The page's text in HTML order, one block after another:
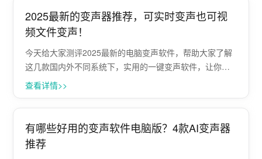
2025最新的变声器推荐，可实时变声也可视
频文件变声！
今天给大家测评2025最新的电脑变声软件，帮助大家了解
这几款国内外不同系统下，实用的一键变声软件，让你随
时随地都能轻松实现声音的变换。 Windows电脑变声：
术的Windo···
查看详情>>
有哪些好用的变声软件电脑版？4款AI变声器
推荐